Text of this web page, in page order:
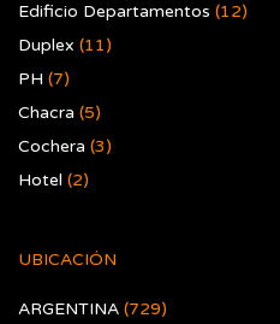
Edificio Departamentos (12)
Duplex (11)
PH (7)
Chacra (5)
Cochera (3)
Hotel (2)
UBICACIÓN
ARGENTINA (729)